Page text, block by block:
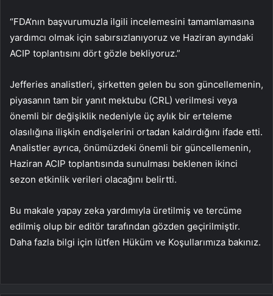
“FDA’nın başvurumuzla ilgili incelemesini tamamlamasına
yardımcı olmak için sabırsızlanıyoruz ve Haziran ayındaki
ACIP toplantısını dört gözle bekliyoruz.”
Jefferies analistleri, şirketten gelen bu son güncellemenin,
piyasanın tam bir yanıt mektubu (CRL) verilmesi veya
önemli bir değişiklik nedeniyle üç aylık bir erteleme
olasılığına ilişkin endişelerini ortadan kaldırdığını ifade etti.
Analistler ayrıca, önümüzdeki önemli bir güncellemenin,
Haziran ACIP toplantısında sunulması beklenen ikinci
sezon etkinlik verileri olacağını belirtti.
Bu makale yapay zeka yardımıyla üretilmiş ve tercüme
edilmiş olup bir editör tarafından gözden geçirilmiştir.
Daha fazla bilgi için lütfen Hüküm ve Koşullarımıza bakınız.